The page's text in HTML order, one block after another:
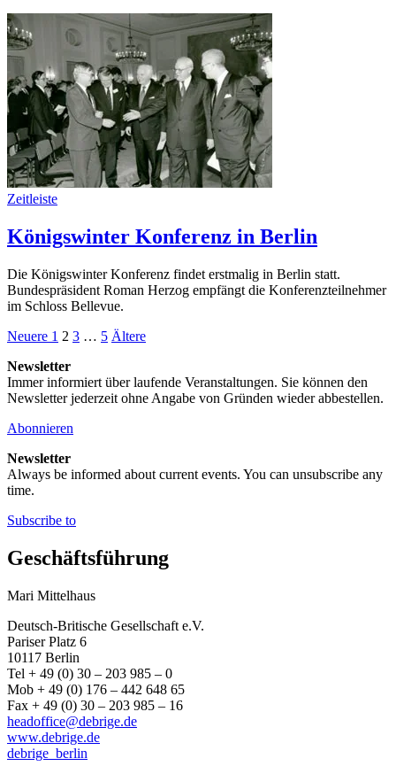
Zeitleiste
Königswinter Konferenz in Berlin
Die Königswinter Konferenz findet erstmalig in Berlin statt.
Bundespräsident Roman Herzog empfängt die Konferenzteilnehmer
im Schloss Bellevue.
Seitennummerierung
der
Beiträge
Neuere Neuere
Seite
1 Seite
2 Seite
3 … Seite
5 ÄltereÄltere
Newsletter
Immer informiert über laufende Veranstaltungen. Sie können den
Newsletter jederzeit ohne Angabe von Gründen wieder abbestellen.
Abonnieren
Newsletter
Always be informed about current events. You can unsubscribe any
time.
Subscribe to
Geschäftsführung
Mari Mittelhaus
Deutsch-Britische Gesellschaft e.V.
Pariser Platz 6
10117 Berlin
Tel + 49 (0) 30 – 203 985 – 0
Mob + 49 (0) 176 – 442 648 65
Fax + 49 (0) 30 – 203 985 – 16
headoffice@debrige.de
www.debrige.de
debrige_berlin